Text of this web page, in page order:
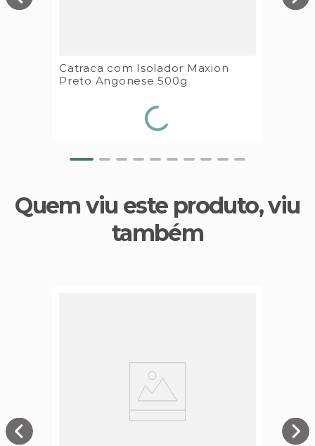
Catraca com Isolador Maxion
Preto Angonese 500g
Quem viu este produto, viu
também